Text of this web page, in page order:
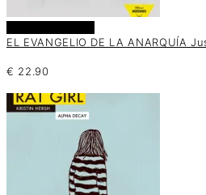
EL EVANGELIO DE LA ANARQUÍA
€ 22.90